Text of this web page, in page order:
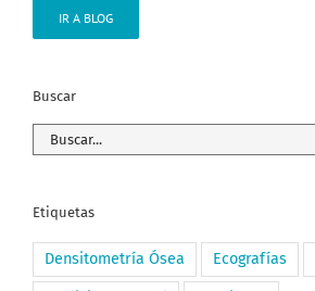
IR A BLOG
Buscar
Buscar:
Etiquetas
Densitometría Ósea Ecografías